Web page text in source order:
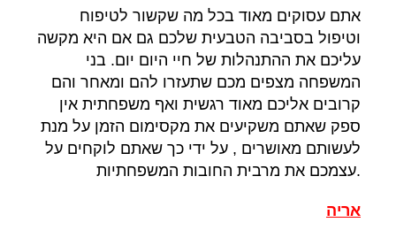
אתם עסוקים מאוד בכל מה שקשור לטיפוח
וטיפול בסביבה הטבעית שלכם גם אם היא מקשה
עליכם את ההתנהלות של חיי היום יום. בני
המשפחה מצפים מכם שתעזרו להם ומאחר והם
קרובים אליכם מאוד רגשית ואף משפחתית אין
ספק שאתם משקיעים את מקסימום הזמן על מנת
לעשותם מאושרים , על ידי כך שאתם לוקחים על
עצמכם את מרבית החובות המשפחתיות.
אריה